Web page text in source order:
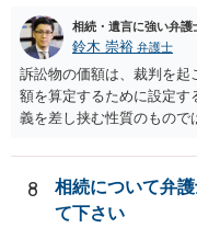
相続・遺言に強い弁護
鈴木 崇裕 弁護士
訴訟物の価額は、裁判を起
額を算定するために設定す
義を差し挟む性質のもの
したとしても、変更される
8
相続について弁
て下さい